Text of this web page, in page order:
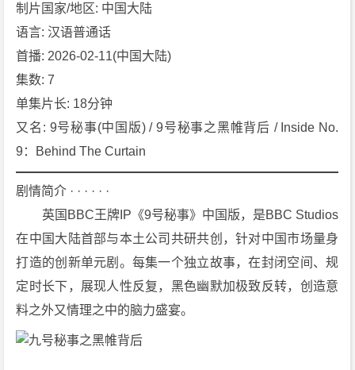
6]
[悬
疑]
4
K
制片国家/地区: 中国大陆
语言: 汉语普通话
首播: 2026-02-11(中国大陆)
集数: 7
单集片长: 18分钟
又名: 9号秘事(中国版) / 9号秘事之黑帷背后 / Inside No.
9：Behind The Curtain
剧情简介 · · · · · ·
英国BBC王牌IP《9号秘事》中国版，是BBC Studios
在中国大陆首部与本土公司共研共创，针对中国市场量身
打造的创新单元剧。每集一个独立故事，在封闭空间、规
定时长下，展现人性反复，黑色幽默加极致反转，创造意
料之外又情理之中的脑力盛宴。